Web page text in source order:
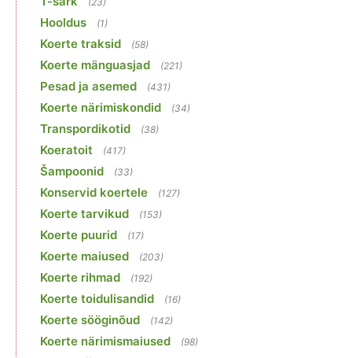
Hooldus (1)
Koerte traksid (58)
Koerte mänguasjad (221)
Pesad ja asemed (431)
Koerte närimiskondid (34)
Transpordikotid (38)
Koeratoit (417)
Šampoonid (33)
Konservid koertele (127)
Koerte tarvikud (153)
Koerte puurid (17)
Koerte maiused (203)
Koerte rihmad (192)
Koerte toidulisandid (16)
Koerte sööginõud (142)
Koerte närimismaiused (98)